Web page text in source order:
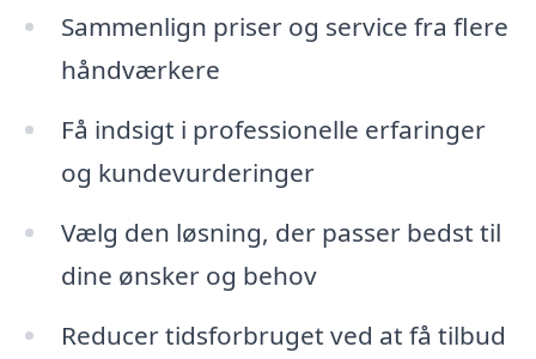
Sammenlign priser og service fra flere
håndværkere
Få indsigt i professionelle erfaringer
og kundevurderinger
Vælg den løsning, der passer bedst til
dine ønsker og behov
Reducer tidsforbruget ved at få tilbud